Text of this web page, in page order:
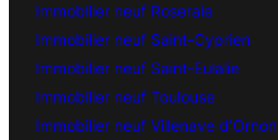
Immobilier neuf Roseraie
Immobilier neuf Saint-Cyprien
Immobilier neuf Saint-Eulalie
Immobilier neuf Toulouse
Immobilier neuf Villenave d’Ornon